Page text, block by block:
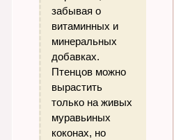
забывая о
витаминных и
минеральных
добавках.
Птенцов можно
вырастить
только на живых
муравьиных
коконах, но